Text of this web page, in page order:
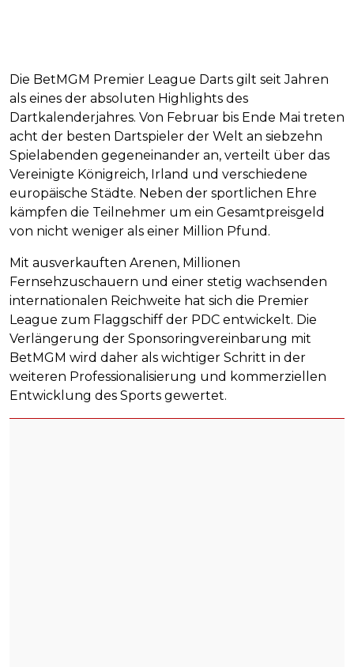
Die BetMGM Premier League Darts gilt seit Jahren
als eines der absoluten Highlights des
Dartkalenderjahres. Von Februar bis Ende Mai treten
acht der besten Dartspieler der Welt an siebzehn
Spielabenden gegeneinander an, verteilt über das
Vereinigte Königreich, Irland und verschiedene
europäische Städte. Neben der sportlichen Ehre
kämpfen die Teilnehmer um ein Gesamtpreisgeld
von nicht weniger als einer Million Pfund.
Mit ausverkauften Arenen, Millionen
Fernsehzuschauern und einer stetig wachsenden
internationalen Reichweite hat sich die Premier
League zum Flaggschiff der PDC entwickelt. Die
Verlängerung der Sponsoringvereinbarung mit
BetMGM wird daher als wichtiger Schritt in der
weiteren Professionalisierung und kommerziellen
Entwicklung des Sports gewertet.